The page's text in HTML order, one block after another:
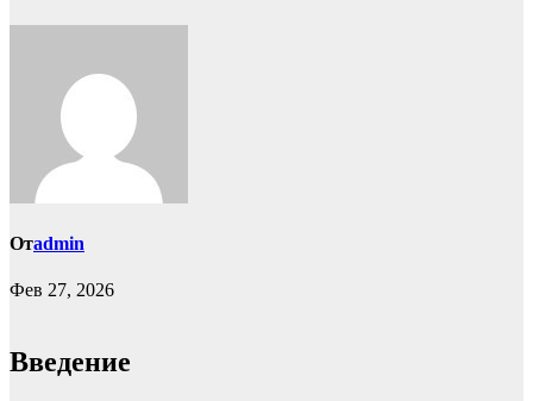
Отadmin
Фев 27, 2026
Введение